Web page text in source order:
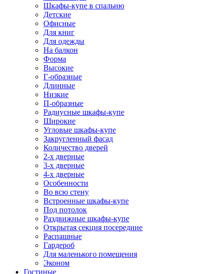
Шкафы-купе в спальню
Детские
Офисные
Для книг
Для одежды
На балкон
Форма
Высокие
Г-образные
Длинные
Низкие
П-образные
Радиусные шкафы-купе
Широкие
Угловые шкафы-купе
Закругленный фасад
Количество дверей
2-х дверные
3-х дверные
4-х дверные
Особенности
Во всю стену
Встроенные шкафы-купе
Под потолок
Раздвижные шкафы-купе
Открытая секция посередине
Распашные
Гардероб
Для маленького помещения
Эконом
Гостиные